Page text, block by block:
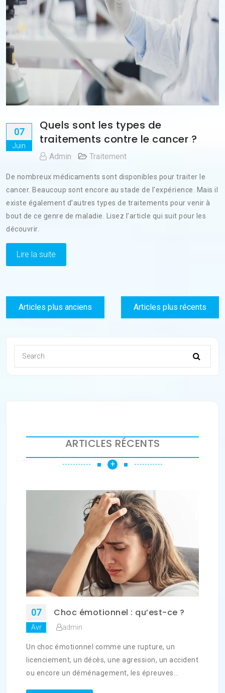
07
Juin
Quels sont les types de
traitements contre le cancer ?
Admin Traitement
De nombreux médicaments sont disponibles pour traiter le
cancer. Beaucoup sont encore au stade de l’expérience. Mais il
existe également d’autres types de traitements pour venir à
bout de ce genre de maladie. Lisez l’article qui suit pour les
découvrir.
Lire la suite
Navigation
des
Articles plus anciens Articles plus récents
ARTICLES RÉCENTS
+
07
Avr
Choc émotionnel : qu’est-ce ?
admin
Un choc émotionnel comme une rupture, un
licenciement, un décès, une agression, un accident
ou encore un déménagement, les épreuves…